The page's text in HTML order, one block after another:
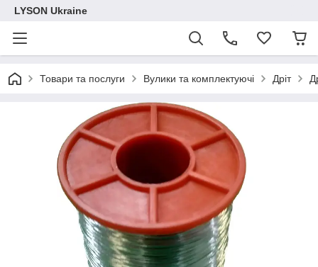
LYSON Ukraine
Товари та послуги Вулики та комплектуючі Дріт